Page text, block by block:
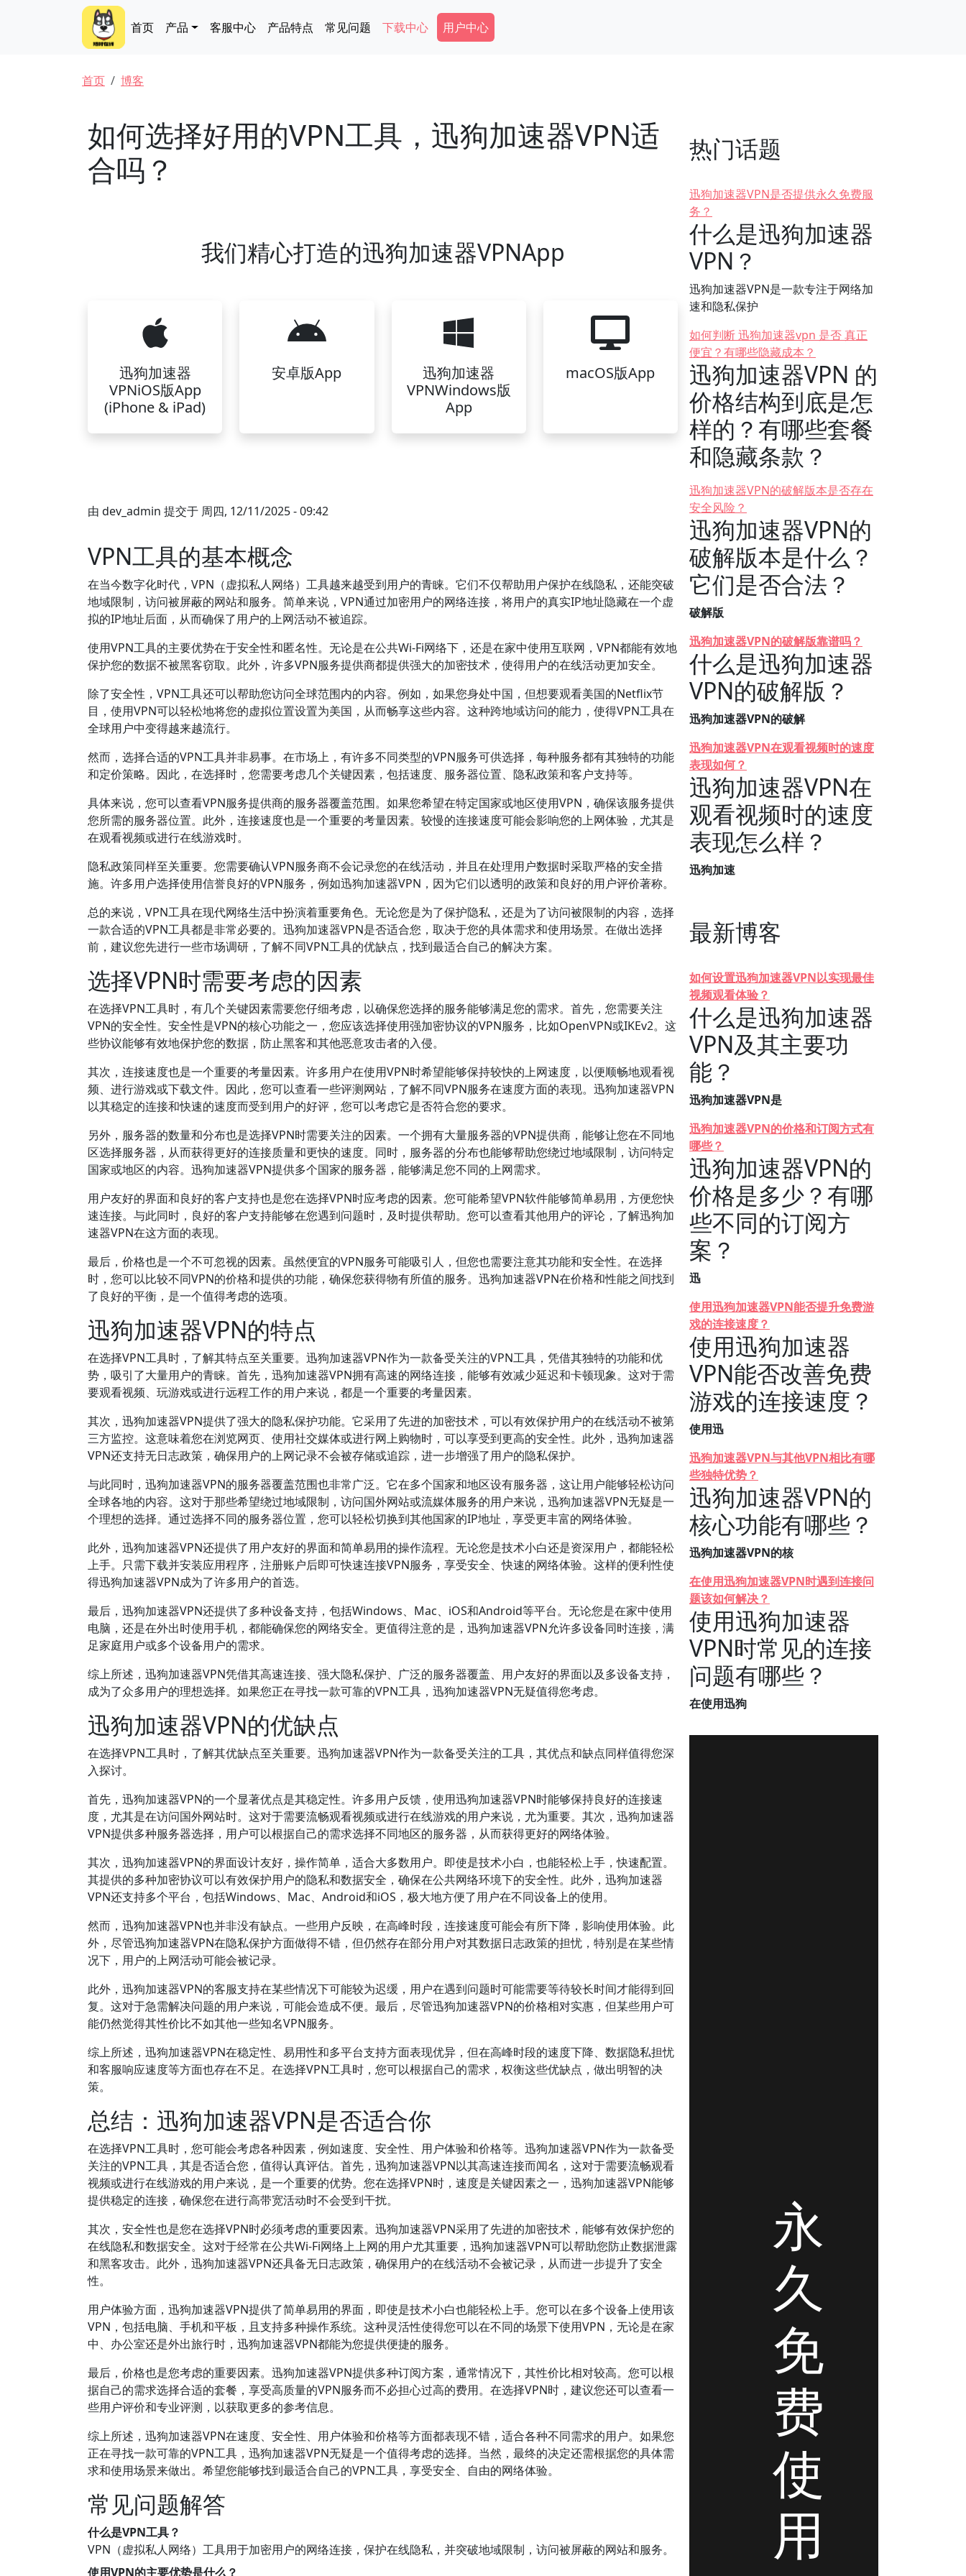
Main navigation
首页 产品 客服中心 产品特点 常见问题 下载中心 Secondary Menu
用户中心
面包屑
首页 博客
如何选择好用的VPN工具，迅狗加速器VPN适
合吗？
我们精心打造的迅狗加速器VPNApp
迅狗加速器
VPNiOS版App
(iPhone & iPad)
安卓版App
迅狗加速器
VPNWindows版
App
macOS版App
由 dev_admin 提交于 周四, 12/11/2025 - 09:42
VPN工具的基本概念
在当今数字化时代，VPN（虚拟私人网络）工具越来越受到用户的青睐。它们不仅帮助用户保护在线隐私，还能突破
地域限制，访问被屏蔽的网站和服务。简单来说，VPN通过加密用户的网络连接，将用户的真实IP地址隐藏在一个虚
拟的IP地址后面，从而确保了用户的上网活动不被追踪。
使用VPN工具的主要优势在于安全性和匿名性。无论是在公共Wi-Fi网络下，还是在家中使用互联网，VPN都能有效地
保护您的数据不被黑客窃取。此外，许多VPN服务提供商都提供强大的加密技术，使得用户的在线活动更加安全。
除了安全性，VPN工具还可以帮助您访问全球范围内的内容。例如，如果您身处中国，但想要观看美国的Netflix节
目，使用VPN可以轻松地将您的虚拟位置设置为美国，从而畅享这些内容。这种跨地域访问的能力，使得VPN工具在
全球用户中变得越来越流行。
然而，选择合适的VPN工具并非易事。在市场上，有许多不同类型的VPN服务可供选择，每种服务都有其独特的功能
和定价策略。因此，在选择时，您需要考虑几个关键因素，包括速度、服务器位置、隐私政策和客户支持等。
具体来说，您可以查看VPN服务提供商的服务器覆盖范围。如果您希望在特定国家或地区使用VPN，确保该服务提供
您所需的服务器位置。此外，连接速度也是一个重要的考量因素。较慢的连接速度可能会影响您的上网体验，尤其是
在观看视频或进行在线游戏时。
隐私政策同样至关重要。您需要确认VPN服务商不会记录您的在线活动，并且在处理用户数据时采取严格的安全措
施。许多用户选择使用信誉良好的VPN服务，例如迅狗加速器VPN，因为它们以透明的政策和良好的用户评价著称。
总的来说，VPN工具在现代网络生活中扮演着重要角色。无论您是为了保护隐私，还是为了访问被限制的内容，选择
一款合适的VPN工具都是非常必要的。迅狗加速器VPN是否适合您，取决于您的具体需求和使用场景。在做出选择
前，建议您先进行一些市场调研，了解不同VPN工具的优缺点，找到最适合自己的解决方案。
选择VPN时需要考虑的因素
在选择VPN工具时，有几个关键因素需要您仔细考虑，以确保您选择的服务能够满足您的需求。首先，您需要关注
VPN的安全性。安全性是VPN的核心功能之一，您应该选择使用强加密协议的VPN服务，比如OpenVPN或IKEv2。这
些协议能够有效地保护您的数据，防止黑客和其他恶意攻击者的入侵。
其次，连接速度也是一个重要的考量因素。许多用户在使用VPN时希望能够保持较快的上网速度，以便顺畅地观看视
频、进行游戏或下载文件。因此，您可以查看一些评测网站，了解不同VPN服务在速度方面的表现。迅狗加速器VPN
以其稳定的连接和快速的速度而受到用户的好评，您可以考虑它是否符合您的要求。
另外，服务器的数量和分布也是选择VPN时需要关注的因素。一个拥有大量服务器的VPN提供商，能够让您在不同地
区选择服务器，从而获得更好的连接质量和更快的速度。同时，服务器的分布也能够帮助您绕过地域限制，访问特定
国家或地区的内容。迅狗加速器VPN提供多个国家的服务器，能够满足您不同的上网需求。
用户友好的界面和良好的客户支持也是您在选择VPN时应考虑的因素。您可能希望VPN软件能够简单易用，方便您快
速连接。与此同时，良好的客户支持能够在您遇到问题时，及时提供帮助。您可以查看其他用户的评论，了解迅狗加
速器VPN在这方面的表现。
最后，价格也是一个不可忽视的因素。虽然便宜的VPN服务可能吸引人，但您也需要注意其功能和安全性。在选择
时，您可以比较不同VPN的价格和提供的功能，确保您获得物有所值的服务。迅狗加速器VPN在价格和性能之间找到
了良好的平衡，是一个值得考虑的选项。
迅狗加速器VPN的特点
在选择VPN工具时，了解其特点至关重要。迅狗加速器VPN作为一款备受关注的VPN工具，凭借其独特的功能和优
势，吸引了大量用户的青睐。首先，迅狗加速器VPN拥有高速的网络连接，能够有效减少延迟和卡顿现象。这对于需
要观看视频、玩游戏或进行远程工作的用户来说，都是一个重要的考量因素。
其次，迅狗加速器VPN提供了强大的隐私保护功能。它采用了先进的加密技术，可以有效保护用户的在线活动不被第
三方监控。这意味着您在浏览网页、使用社交媒体或进行网上购物时，可以享受到更高的安全性。此外，迅狗加速器
VPN还支持无日志政策，确保用户的上网记录不会被存储或追踪，进一步增强了用户的隐私保护。
与此同时，迅狗加速器VPN的服务器覆盖范围也非常广泛。它在多个国家和地区设有服务器，这让用户能够轻松访问
全球各地的内容。这对于那些希望绕过地域限制，访问国外网站或流媒体服务的用户来说，迅狗加速器VPN无疑是一
个理想的选择。通过选择不同的服务器位置，您可以轻松切换到其他国家的IP地址，享受更丰富的网络体验。
此外，迅狗加速器VPN还提供了用户友好的界面和简单易用的操作流程。无论您是技术小白还是资深用户，都能轻松
上手。只需下载并安装应用程序，注册账户后即可快速连接VPN服务，享受安全、快速的网络体验。这样的便利性使
得迅狗加速器VPN成为了许多用户的首选。
最后，迅狗加速器VPN还提供了多种设备支持，包括Windows、Mac、iOS和Android等平台。无论您是在家中使用
电脑，还是在外出时使用手机，都能确保您的网络安全。更值得注意的是，迅狗加速器VPN允许多设备同时连接，满
足家庭用户或多个设备用户的需求。
综上所述，迅狗加速器VPN凭借其高速连接、强大隐私保护、广泛的服务器覆盖、用户友好的界面以及多设备支持，
成为了众多用户的理想选择。如果您正在寻找一款可靠的VPN工具，迅狗加速器VPN无疑值得您考虑。
迅狗加速器VPN的优缺点
在选择VPN工具时，了解其优缺点至关重要。迅狗加速器VPN作为一款备受关注的工具，其优点和缺点同样值得您深
入探讨。
首先，迅狗加速器VPN的一个显著优点是其稳定性。许多用户反馈，使用迅狗加速器VPN时能够保持良好的连接速
度，尤其是在访问国外网站时。这对于需要流畅观看视频或进行在线游戏的用户来说，尤为重要。其次，迅狗加速器
VPN提供多种服务器选择，用户可以根据自己的需求选择不同地区的服务器，从而获得更好的网络体验。
其次，迅狗加速器VPN的界面设计友好，操作简单，适合大多数用户。即使是技术小白，也能轻松上手，快速配置。
其提供的多种加密协议可以有效保护用户的隐私和数据安全，确保在公共网络环境下的安全性。此外，迅狗加速器
VPN还支持多个平台，包括Windows、Mac、Android和iOS，极大地方便了用户在不同设备上的使用。
然而，迅狗加速器VPN也并非没有缺点。一些用户反映，在高峰时段，连接速度可能会有所下降，影响使用体验。此
外，尽管迅狗加速器VPN在隐私保护方面做得不错，但仍然存在部分用户对其数据日志政策的担忧，特别是在某些情
况下，用户的上网活动可能会被记录。
此外，迅狗加速器VPN的客服支持在某些情况下可能较为迟缓，用户在遇到问题时可能需要等待较长时间才能得到回
复。这对于急需解决问题的用户来说，可能会造成不便。最后，尽管迅狗加速器VPN的价格相对实惠，但某些用户可
能仍然觉得其性价比不如其他一些知名VPN服务。
综上所述，迅狗加速器VPN在稳定性、易用性和多平台支持方面表现优异，但在高峰时段的速度下降、数据隐私担忧
和客服响应速度等方面也存在不足。在选择VPN工具时，您可以根据自己的需求，权衡这些优缺点，做出明智的决
策。
总结：迅狗加速器VPN是否适合你
在选择VPN工具时，您可能会考虑各种因素，例如速度、安全性、用户体验和价格等。迅狗加速器VPN作为一款备受
关注的VPN工具，其是否适合您，值得认真评估。首先，迅狗加速器VPN以其高速连接而闻名，这对于需要流畅观看
视频或进行在线游戏的用户来说，是一个重要的优势。您在选择VPN时，速度是关键因素之一，迅狗加速器VPN能够
提供稳定的连接，确保您在进行高带宽活动时不会受到干扰。
其次，安全性也是您在选择VPN时必须考虑的重要因素。迅狗加速器VPN采用了先进的加密技术，能够有效保护您的
在线隐私和数据安全。这对于经常在公共Wi-Fi网络上上网的用户尤其重要，迅狗加速器VPN可以帮助您防止数据泄露
和黑客攻击。此外，迅狗加速器VPN还具备无日志政策，确保用户的在线活动不会被记录，从而进一步提升了安全
性。
用户体验方面，迅狗加速器VPN提供了简单易用的界面，即使是技术小白也能轻松上手。您可以在多个设备上使用该
VPN，包括电脑、手机和平板，且支持多种操作系统。这种灵活性使得您可以在不同的场景下使用VPN，无论是在家
中、办公室还是外出旅行时，迅狗加速器VPN都能为您提供便捷的服务。
最后，价格也是您考虑的重要因素。迅狗加速器VPN提供多种订阅方案，通常情况下，其性价比相对较高。您可以根
据自己的需求选择合适的套餐，享受高质量的VPN服务而不必担心过高的费用。在选择VPN时，建议您还可以查看一
些用户评价和专业评测，以获取更多的参考信息。
综上所述，迅狗加速器VPN在速度、安全性、用户体验和价格等方面都表现不错，适合各种不同需求的用户。如果您
正在寻找一款可靠的VPN工具，迅狗加速器VPN无疑是一个值得考虑的选择。当然，最终的决定还需根据您的具体需
求和使用场景来做出。希望您能够找到最适合自己的VPN工具，享受安全、自由的网络体验。
常见问题解答
什么是VPN工具？
VPN（虚拟私人网络）工具用于加密用户的网络连接，保护在线隐私，并突破地域限制，访问被屏蔽的网站和服务。
使用VPN的主要优势是什么？
热门话题
迅狗加速器VPN是否提供永久免费服
务？
什么是迅狗加速器
VPN？
迅狗加速器VPN是一款专注于网络加
速和隐私保护
如何判断 迅狗加速器vpn 是否 真正
便宜？有哪些隐藏成本？
迅狗加速器VPN 的
价格结构到底是怎
样的？有哪些套餐
和隐藏条款？
迅狗加速器VPN的破解版本是否存在
安全风险？
迅狗加速器VPN的
破解版本是什么？
它们是否合法？
破解版
迅狗加速器VPN的破解版靠谱吗？
什么是迅狗加速器
VPN的破解版？
迅狗加速器VPN的破解
迅狗加速器VPN在观看视频时的速度
表现如何？
迅狗加速器VPN在
观看视频时的速度
表现怎么样？
迅狗加速
最新博客
如何设置迅狗加速器VPN以实现最佳
视频观看体验？
什么是迅狗加速器
VPN及其主要功
能？
迅狗加速器VPN是
迅狗加速器VPN的价格和订阅方式有
哪些？
迅狗加速器VPN的
价格是多少？有哪
些不同的订阅方
案？
迅
使用迅狗加速器VPN能否提升免费游
戏的连接速度？
使用迅狗加速器
VPN能否改善免费
游戏的连接速度？
使用迅
迅狗加速器VPN与其他VPN相比有哪
些独特优势？
迅狗加速器VPN的
核心功能有哪些？
迅狗加速器VPN的核
在使用迅狗加速器VPN时遇到连接问
题该如何解决？
使用迅狗加速器
VPN时常见的连接
问题有哪些？
在使用迅狗
永
久
免
费
使
用